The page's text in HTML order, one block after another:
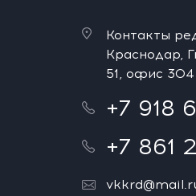
Контакты
Краснодар,
51, офис 304
+7 918
+7 861